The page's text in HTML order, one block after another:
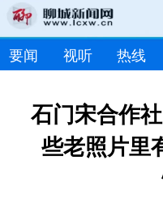
要闻 视听 热线
石门宋合作
些老照片里